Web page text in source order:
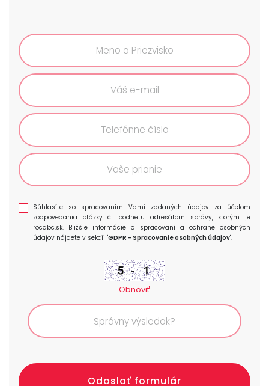
Súhlasíte so spracovaním Vami zadaných údajov za účelom
zodpovedania otázky či podnetu adresátom správy, ktorým je
rocabc.sk. Bližšie informácie o spracovaní a ochrane osobných
údajov nájdete v sekcii "GDPR - Spracovanie osobných údajov".
Obnoviť